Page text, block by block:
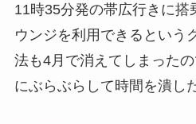
11時35分発の帯広行きに搭
ウンジを利用できるという
法も4月で消えてしまった
にぶらぶらして時間を潰し